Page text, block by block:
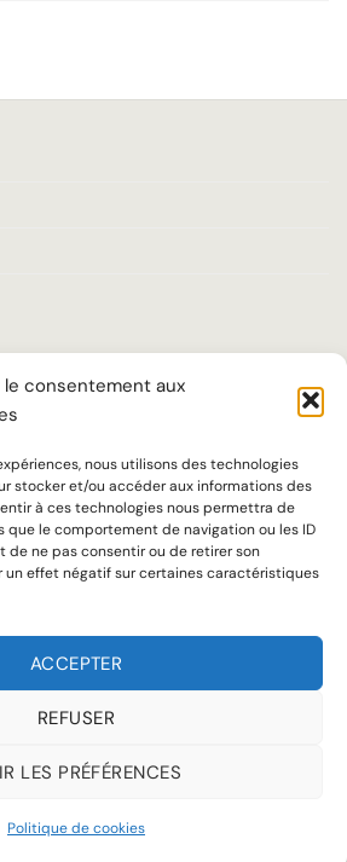
le consentement aux
nous utilisons des technologies
stocker et/ou accéder aux informations des
à ces technologies nous permettra de
que le comportement de navigation ou les ID
de ne pas consentir ou de retirer son
effet négatif sur certaines caractéristiques
ACCEPTER
REFUSER
LES PRÉFÉRENCES
Politique de cookies
offrir à chaque client une expérience à la
Jean de Sey tous droits réservés